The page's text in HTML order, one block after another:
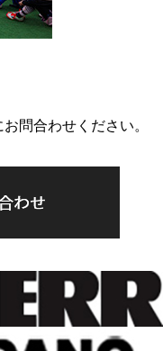
問合わせください。